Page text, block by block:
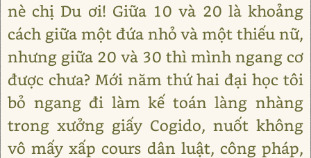
nè chị Du ơi! Giữa 10 và 20 là khoảng
cách giữa một đứa nhỏ và một thiếu nữ,
nhưng giữa 20 và 30 thì mình ngang cơ
được chưa? Mới năm thứ hai đại học tôi
bỏ ngang đi làm kế toán làng nhàng
trong xưởng giấy Cogido, nuốt không
vô mấy xấp cours dân luật, công pháp,